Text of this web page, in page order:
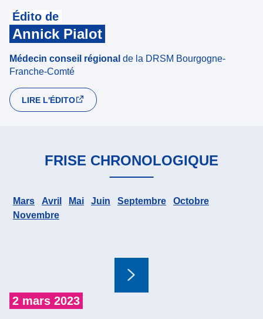
Édito de
Annick Pialot
Médecin conseil régional de la DRSM Bourgogne-
Franche-Comté
LIRE L'ÉDITO
FRISE CHRONOLOGIQUE
Mars Avril Mai Juin Septembre
Octobre
Novembre
2 mars 2023